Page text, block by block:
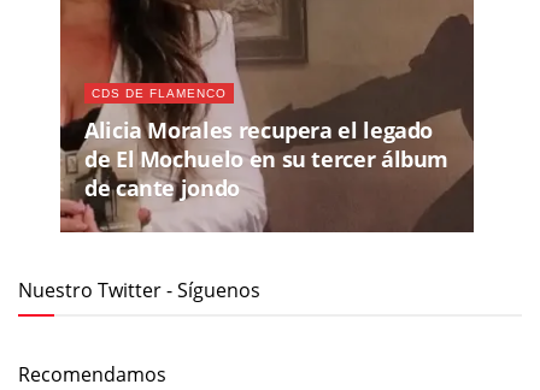
CDS DE FLAMENCO
Alicia Morales recupera el legado
de El Mochuelo en su tercer álbum
de cante jondo
Nuestro Twitter - Síguenos
Recomendamos